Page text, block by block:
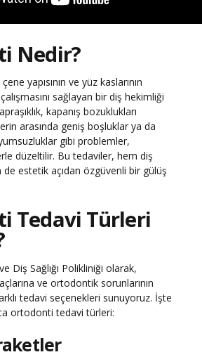
Nedir?
yapısının ve yüz kaslarının
sağlayan bir diş hekimliği
kapanış bozuklukları
arasında geniş boşluklar ya da
gibi problemler,
düzeltilir. Bu tedaviler, hem diş
de estetik açıdan özgüvenli bir gülüş
Tedavi Türleri
Diş Sağlığı Polikliniği olarak,
ve ortodontik sorunlarının
tedavi seçenekleri sunuyoruz. İşte
ortodonti tedavi türleri: